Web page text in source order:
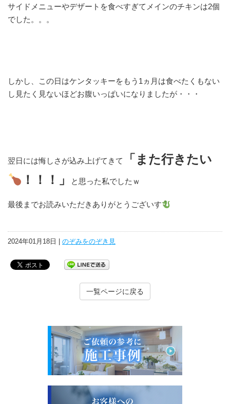
サイドメニューやデザートを食べすぎてメインのチキンは2個
でした。。。
しかし、この日はケンタッキーをもう1ヵ月は食べたくもない
し見たく見ないほどお腹いっぱいになりましたが・・・
翌日には悔しさが込み上げてきて
「また行きたい
！！！」
と思った私でしたｗ
最後までお読みいただきありがとうございす
2024年01月18日 | のぞみをのぞき見
一覧ページに戻る